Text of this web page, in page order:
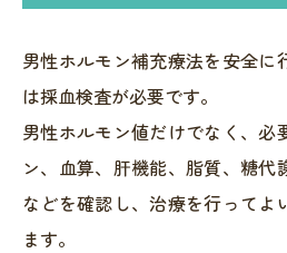
男性ホルモン補充療法を安全に
は採血検査が必要です。
男性ホルモン値だけでなく、必
ン、血算、肝機能、脂質、糖代
などを確認し、治療を行ってよ
ます。